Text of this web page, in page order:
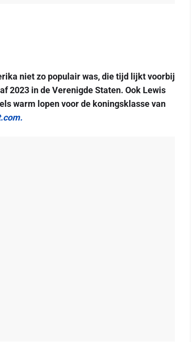
niet zo populair was, die tijd lijkt voorbij
2023 in de Verenigde Staten. Ook Lewis
warm lopen voor de koningsklasse van